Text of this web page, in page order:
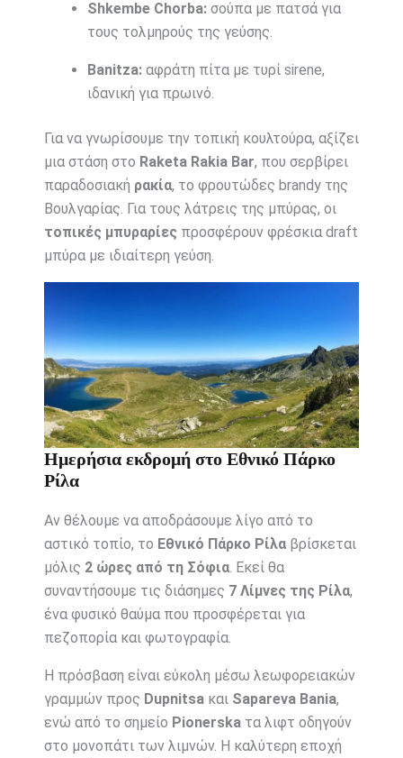
Shkembe Chorba:σούπα με πατσά για
τους τολμηρούς της γεύσης.
Banitza:αφράτη πίτα με τυρί sirene,
ιδανική για πρωινό.
Για να γνωρίσουμε την τοπική κουλτούρα, αξίζει
μια στάση στο Raketa Rakia Bar, που σερβίρει
παραδοσιακή ρακία, το φρουτώδες brandy της
Βουλγαρίας. Για τους λάτρεις της μπύρας, οι
τοπικές μπυραρίες προσφέρουν φρέσκια draft
μπύρα με ιδιαίτερη γεύση.
Ημερήσια εκδρομή στο Εθνικό Πάρκο
Ρίλα
Αν θέλουμε να αποδράσουμε λίγο από το
αστικό τοπίο, το Εθνικό Πάρκο Ρίλαβρίσκεται
μόλις 2 ώρες από τη Σόφια. Εκεί θα
συναντήσουμε τις διάσημες 7 Λίμνες της Ρίλα,
ένα φυσικό θαύμα που προσφέρεται για
πεζοπορία και φωτογραφία.
Η πρόσβαση είναι εύκολη μέσω λεωφορειακών
γραμμών προς Dupnitsaκαι Sapareva Bania,
ενώ από το σημείο Pionerskaτα λιφτ οδηγούν
στο μονοπάτι των λιμνών. Η καλύτερη εποχή